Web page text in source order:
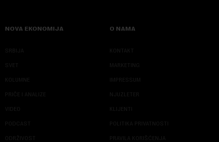
NOVA EKONOMIJA
SRBIJA
SVET
KOLUMNE
PRIČE I ANALIZE
VIDEO
PODCAST
ODRŽIVOST
O NAMA
KONTAKT
MARKETING
IMPRESSUM
NJUZLETER
KLIJENTI
POLITIKA PRIVATNOSTI
PRAVILA KORIŠĆENJA